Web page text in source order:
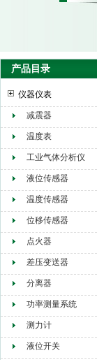
赫尔纳贸易（大连）有限
产品目录
仪器仪表
减震器
温度表
工业气体分析仪
液位传感器
温度传感器
位移传感器
点火器
差压变送器
分离器
功率测量系统
测力计
液位开关